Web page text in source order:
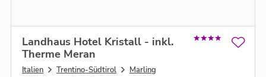
Landhaus Hotel Kristall - inkl.
Therme Meran
Italien Trentino-Südtirol
Marling